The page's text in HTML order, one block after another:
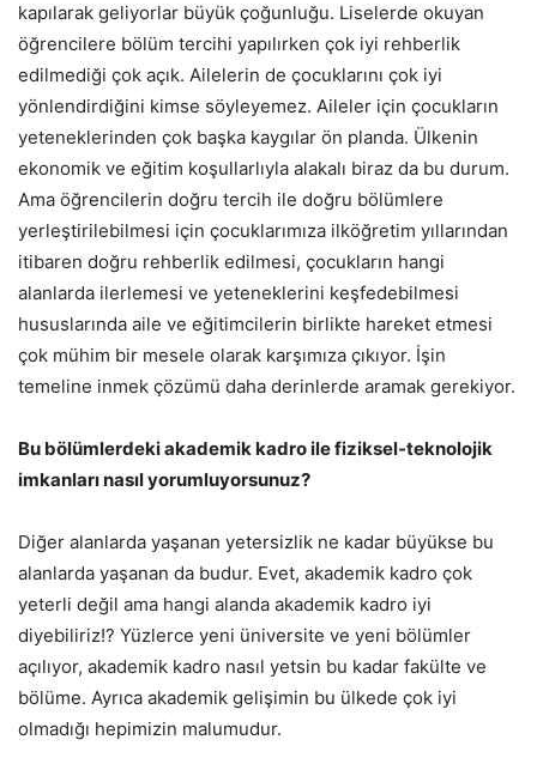
kapılarak geliyorlar büyük çoğunluğu. Liselerde okuyan
öğrencilere bölüm tercihi yapılırken çok iyi rehberlik
edilmediği çok açık. Ailelerin de çocuklarını çok iyi
yönlendirdiğini kimse söyleyemez. Aileler için çocukların
yeteneklerinden çok başka kaygılar ön planda. Ülkenin
ekonomik ve eğitim koşullarlıyla alakalı biraz da bu durum.
Ama öğrencilerin doğru tercih ile doğru bölümlere
yerleştirilebilmesi için çocuklarımıza ilköğretim yıllarından
itibaren doğru rehberlik edilmesi, çocukların hangi
alanlarda ilerlemesi ve yeteneklerini keşfedebilmesi
hususlarında aile ve eğitimcilerin birlikte hareket etmesi
çok mühim bir mesele olarak karşımıza çıkıyor. İşin
temeline inmek çözümü daha derinlerde aramak gerekiyor.
Bu bölümlerdeki akademik kadro ile fiziksel-teknolojik
imkanları nasıl yorumluyorsunuz?
Diğer alanlarda yaşanan yetersizlik ne kadar büyükse bu
alanlarda yaşanan da budur. Evet, akademik kadro çok
yeterli değil ama hangi alanda akademik kadro iyi
diyebiliriz!? Yüzlerce yeni üniversite ve yeni bölümler
açılıyor, akademik kadro nasıl yetsin bu kadar fakülte ve
bölüme. Ayrıca akademik gelişimin bu ülkede çok iyi
olmadığı hepimizin malumudur.